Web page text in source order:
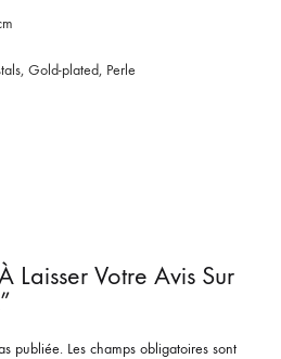
Gold-plated, Perle
Laisser Votre Avis Sur
publiée. Les champs obligatoires sont